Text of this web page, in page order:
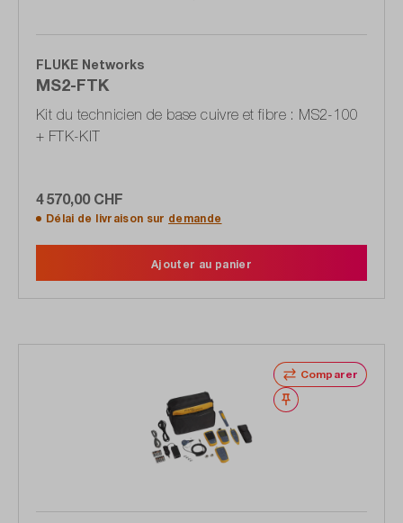
FLUKE Networks
MS2-FTK
Kit du technicien de base cuivre et fibre : MS2-100
+ FTK-KIT
4 570,00 CHF
Délai de livraison sur demande
Ajouter au panier
Comparer
Noter